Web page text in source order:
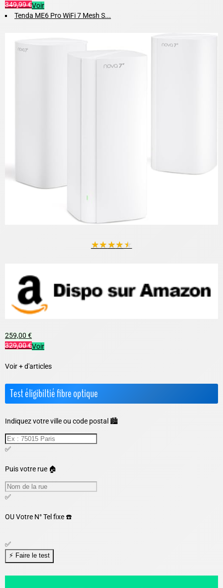
349,99 €Voir
Tenda ME6 Pro WiFi 7 Mesh S...
★★★★★
259,00 €
329,00 €Voir
Voir + d'articles
Test éligibiltié fibre optique
Indiquez votre ville ou code postal 🏙️
✅
Puis votre rue 🏠
✅
OUVotre N° Tel fixe ☎️
✅